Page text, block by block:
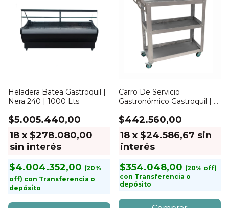
Heladera Batea Gastroquil |
Nera 240 | 1000 Lts
$5.005.440,00
18 x $278.080,00
sin interés
$4.004.352,00
con Transferencia o
depósito
Carro De Servicio
Gastronómico Gastroquil | 3
$442.560,00
18 x $24.586,67 sin
interés
$354.048,00
con Transferencia o
depósito